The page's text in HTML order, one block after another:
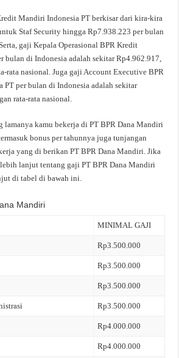
Mandiri Indonesia PT berkisar dari kira-kira
Staf Security hingga Rp7.938.223 per bulan
gaji Kepala Operasional BPR Kredit
bulan di Indonesia adalah sekitar Rp4.962.917,
rata nasional. Juga gaji Account Executive BPR
per bulan di Indonesia adalah sekitar
rata-rata nasional.
lamanya kamu bekerja di PT BPR Dana Mandiri
bonus per tahunnya juga tunjangan
yang di berikan PT BPR Dana Mandiri. Jika
lanjut tentang gaji PT BPR Dana Mandiri
di tabel di bawah ini.
Mandiri
MINIMAL GAJI
Rp3.500.000
Rp3.500.000
Rp3.500.000
Rp3.500.000
Rp4.000.000
Rp4.000.000